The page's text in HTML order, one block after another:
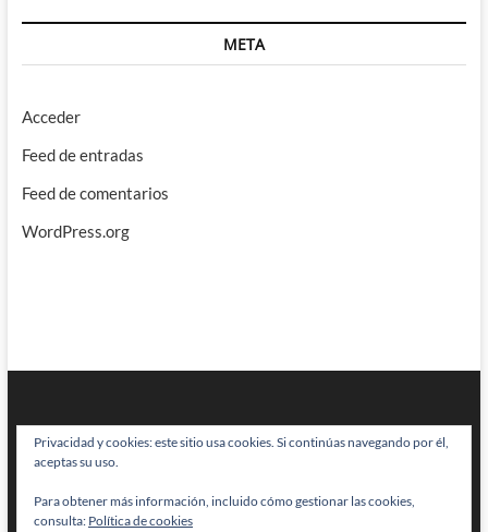
META
Acceder
Feed de entradas
Feed de comentarios
WordPress.org
BRAINSTOMPING| Diseñado por:Theme Freesia|WordPress| © Todos
los derechos reservados
Privacidad y cookies: este sitio usa cookies. Si continúas navegando por él,
aceptas su uso.
Para obtener más información, incluido cómo gestionar las cookies,
consulta: Política de cookies